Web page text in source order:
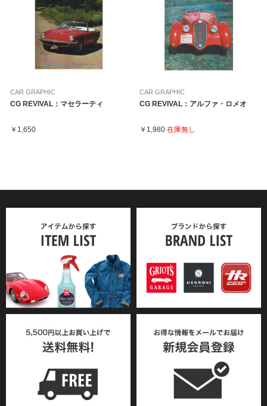
CAR GRAPHIC
CG REVIVAL：マセラーティ
￥1,650
CAR GRAPHIC
CG REVIVAL：アルファ・ロメオ
￥1,980 在庫無し